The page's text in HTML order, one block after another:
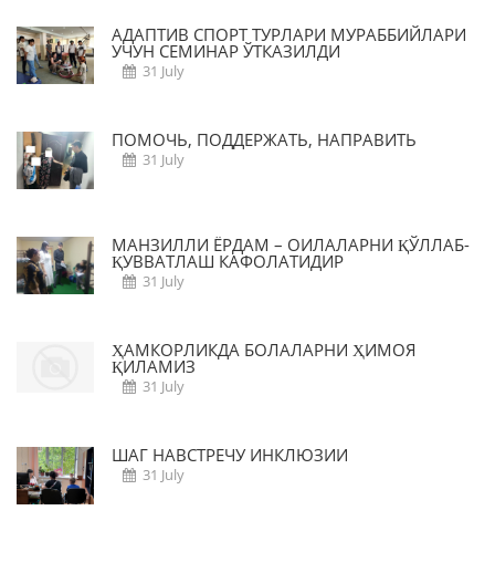
АДАПТИВ СПОРТ ТУРЛАРИ МУРАББИЙЛАРИ
УЧУН СЕМИНАР ЎТКАЗИЛДИ
31 July
ПОМОЧЬ, ПОДДЕРЖАТЬ, НАПРАВИТЬ
31 July
МАНЗИЛЛИ ЁРДАМ – ОИЛАЛАРНИ ҚЎЛЛАБ-
ҚУВВАТЛАШ КАФОЛАТИДИР
31 July
ҲАМКОРЛИКДА БОЛАЛАРНИ ҲИМОЯ
ҚИЛАМИЗ
31 July
ШАГ НАВСТРЕЧУ ИНКЛЮЗИИ
31 July